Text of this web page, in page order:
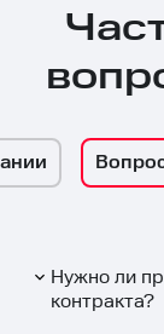
Нужно ли
контракта?